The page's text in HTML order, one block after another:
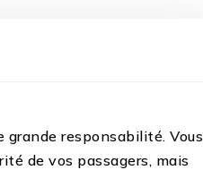
responsabilité. Vous
de vos passagers, mais